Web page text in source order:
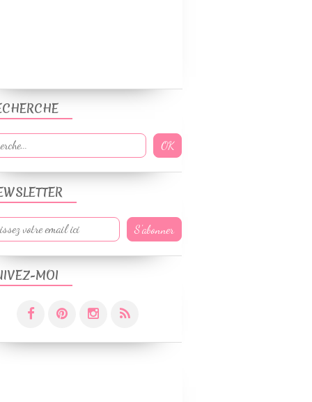
LÉGUMES & ACCOMPAGNEMENTS
RECETTES POUR BÉBÉ
WEIGHTWATCHERS
SANS GLUTEN
RECETTES AUTOMNE
RECETTES HIVER
RIZ
MOI